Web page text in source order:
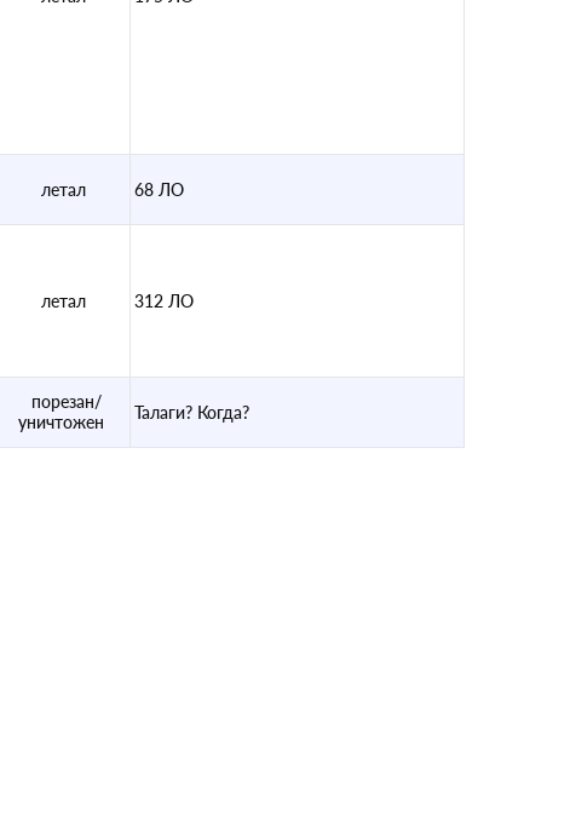
летал 68 ЛО
летал 312 ЛО
порезан/
уничтожен
Талаги? Когда?